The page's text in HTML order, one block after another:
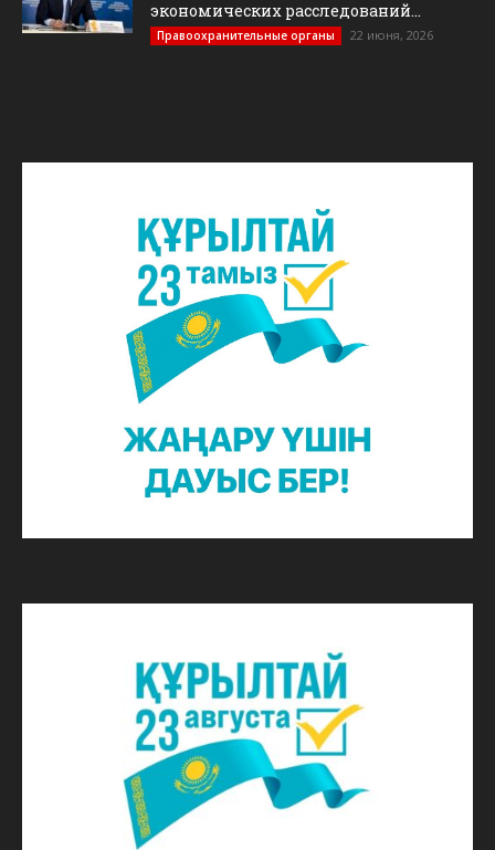
экономических расследований...
Правоохранительные органы 22 июня, 2026